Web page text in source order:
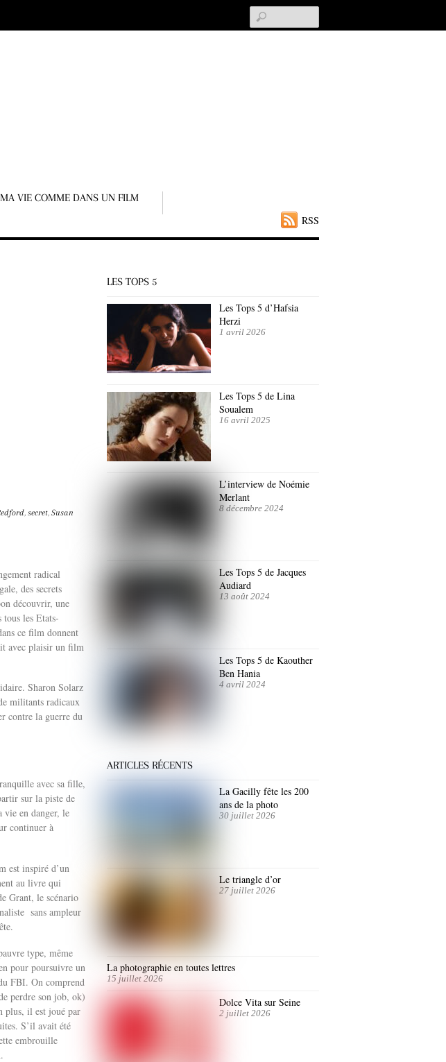
RSS
MA VIE COMME DANS UN FILM
, secret, Susan
radical
des secrets
découvrir, une
tous les Etats-
ce film donnent
avec plaisir un film
Sharon Solarz
militants radicaux
contre la guerre du
avec sa fille,
sur la piste de
vie en danger, le
continuer à
est inspiré d’un
au livre qui
Grant, le scénario
sans ampleur
type, même
pour poursuivre un
FBI. On comprend
perdre son job, ok)
plus, il est joué par
S’il avait été
embrouille
LES TOPS 5
Les Tops 5 d’Hafsia
Herzi
1 avril 2026
Les Tops 5 de Lina
Soualem
16 avril 2025
L’interview de Noémie
Merlant
8 décembre 2024
Les Tops 5 de Jacques
Audiard
13 août 2024
Les Tops 5 de Kaouther
Ben Hania
4 avril 2024
ARTICLES RÉCENTS
La Gacilly fête les 200
ans de la photo
30 juillet 2026
Le triangle d’or
27 juillet 2026
La photographie en toutes lettres
15 juillet 2026
Dolce Vita sur Seine
2 juillet 2026